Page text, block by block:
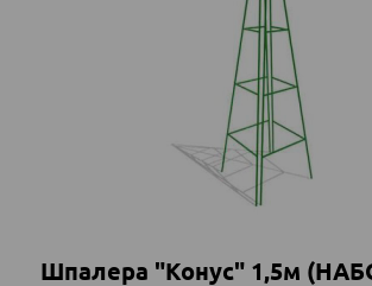
Шпалера "Конус" 1,5м